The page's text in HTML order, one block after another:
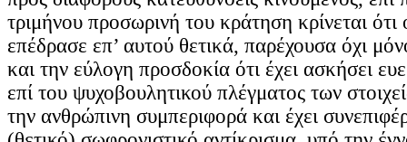
τριμήνου προσωρινή του κράτηση κρίνεται
επέδρασε επ’ αυτού θετικά, παρέχουσα όχι
και την εύλογη προσδοκία ότι έχει ασκήσει
επί του ψυχοβουλητικού πλέγματος των
την ανθρώπινη συμπεριφορά και έχει